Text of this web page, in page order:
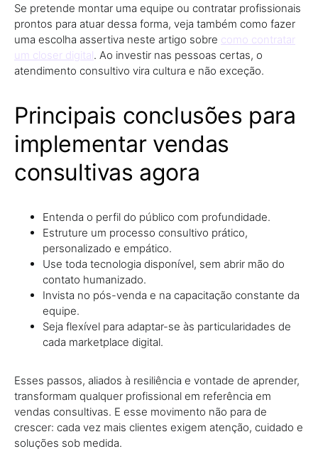
Se pretende montar uma equipe ou contratar profissionais
prontos para atuar dessa forma, veja também como fazer
uma escolha assertiva neste artigo sobre como contratar
um closer digital. Ao investir nas pessoas certas, o
atendimento consultivo vira cultura e não exceção.
Principais conclusões para
implementar vendas
consultivas agora
Entenda o perfil do público com profundidade.
Estruture um processo consultivo prático,
personalizado e empático.
Use toda tecnologia disponível, sem abrir mão do
contato humanizado.
Invista no pós-venda e na capacitação constante da
equipe.
Seja flexível para adaptar-se às particularidades de
cada marketplace digital.
Esses passos, aliados à resiliência e vontade de aprender,
transformam qualquer profissional em referência em
vendas consultivas. E esse movimento não para de
crescer: cada vez mais clientes exigem atenção, cuidado e
soluções sob medida.